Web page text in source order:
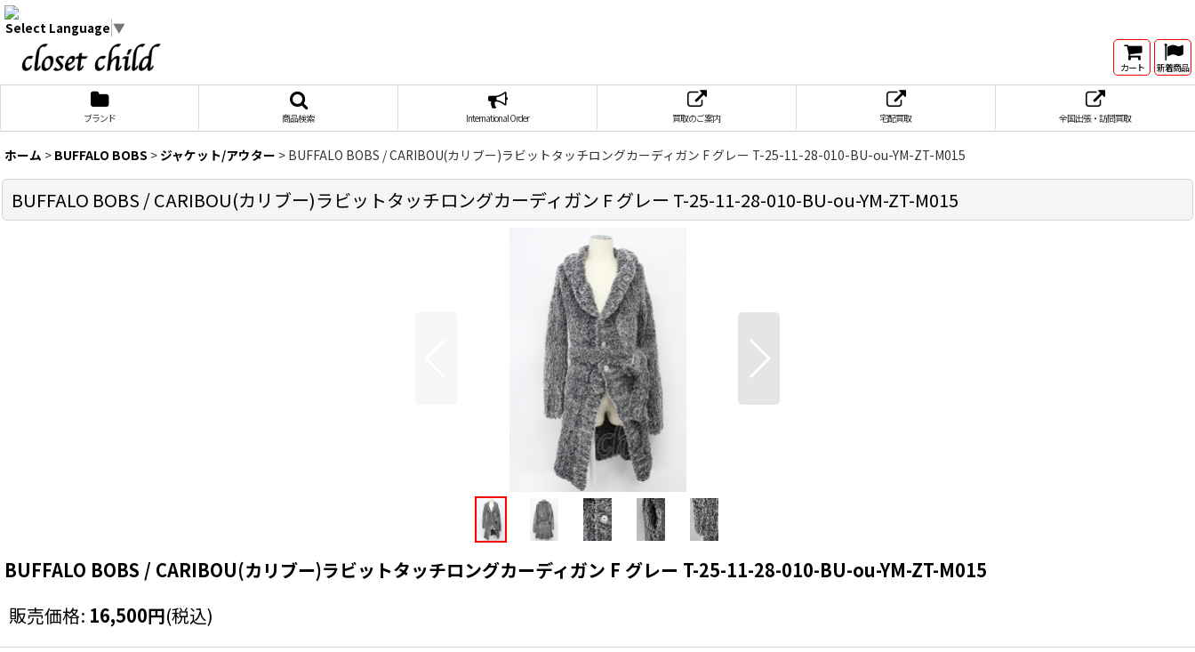
Select Language ▼
カート 新着商品
ブランド 商品検索 International Order 買取のご案内 宅配買取 全国出張・訪問買取
ホーム > BUFFALO BOBS > ジャケット/アウター > BUFFALO BOBS / CARIBOU(カリブー)ラビットタッチロングカーディガン F グレー T-25-11-28-010-BU-ou-YM-ZT-M015
BUFFALO BOBS / CARIBOU(カリブー)ラビットタッチロングカーディガン F グレー T-25-11-28-010-BU-ou-YM-ZT-M015
BUFFALO BOBS / CARIBOU(カリブー)ラビットタッチロングカーディガン F グレー T-25-11-28-010-BU-ou-YM-ZT-M015
販売価格: 16,500円(税込)